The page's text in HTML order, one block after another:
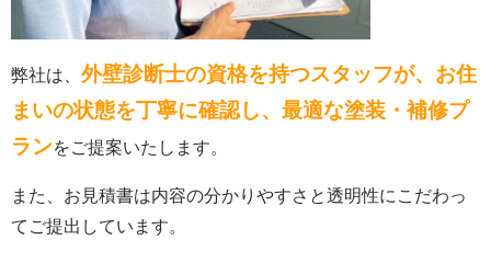
弊社は、 外壁診断士の資格を持つスタッフが、お住
まいの状態を丁寧に確認し、最適な塗装・補修プ
ランをご提案いたします。
また、お見積書は内容の分かりやすさと透明性にこだわっ
てご提出しています。